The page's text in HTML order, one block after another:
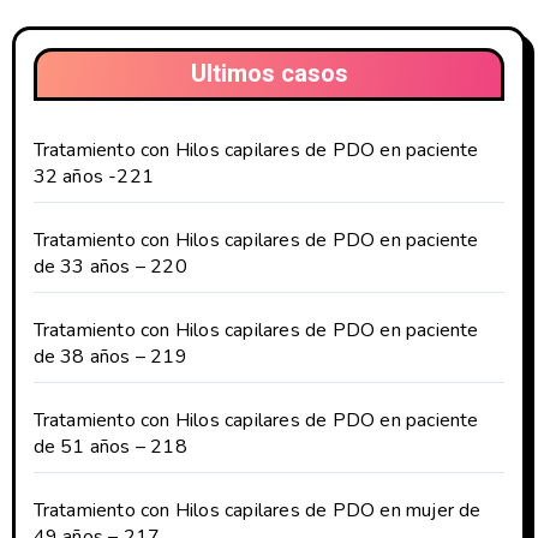
Ultimos casos
Tratamiento con Hilos capilares de PDO en paciente
32 años -221
Tratamiento con Hilos capilares de PDO en paciente
de 33 años – 220
Tratamiento con Hilos capilares de PDO en paciente
de 38 años – 219
Tratamiento con Hilos capilares de PDO en paciente
de 51 años – 218
Tratamiento con Hilos capilares de PDO en mujer de